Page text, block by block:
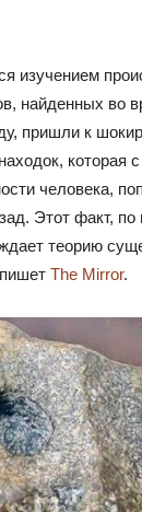
изучением
найденных во
пришли к
которая
человека,
Этот факт,
теорию
The Mirror.